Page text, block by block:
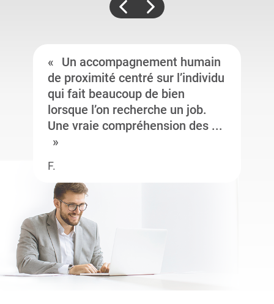
Un accompagnement humain
de proximité centré sur l’individu
qui fait beaucoup de bien
lorsque l’on recherche un job.
Une vraie compréhension des ...
F.